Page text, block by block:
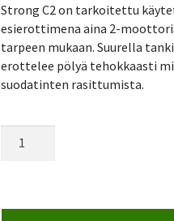
Strong C2 on tarkoitettu
esierottimena aina 2-
tarpeen mukaan. Suurella
erottelee pölyä tehokkaasti
suodatinten rasittumista.
Strong